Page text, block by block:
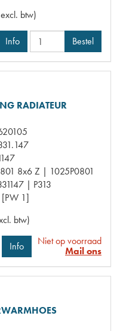
btw)
Info Bestel
RADIATEUR
8x6 Z | 1025P0801
| P313
1]
btw)
Info
Niet op voorraad
Mail ons